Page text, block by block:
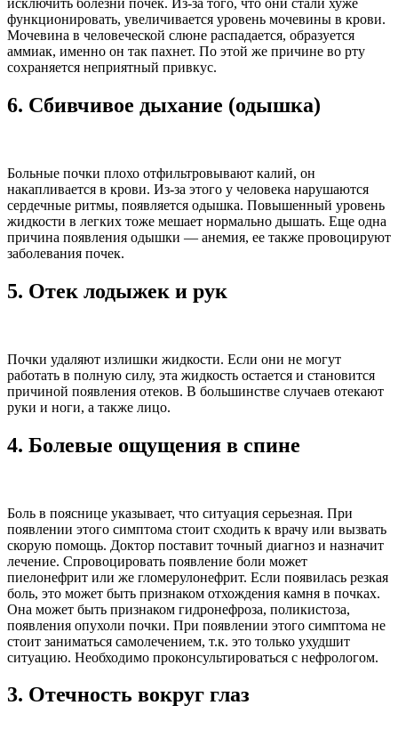
исключить болезни почек. Из-за того, что они стали хуже
функционировать, увеличивается уровень мочевины в крови.
Мочевина в человеческой слюне распадается, образуется
аммиак, именно он так пахнет. По этой же причине во рту
сохраняется неприятный привкус.
6. Сбивчивое дыхание (одышка)
Больные почки плохо отфильтровывают калий, он
накапливается в крови. Из-за этого у человека нарушаются
сердечные ритмы, появляется одышка. Повышенный уровень
жидкости в легких тоже мешает нормально дышать. Еще одна
причина появления одышки — анемия, ее также провоцируют
заболевания почек.
5. Отек лодыжек и рук
Почки удаляют излишки жидкости. Если они не могут
работать в полную силу, эта жидкость остается и становится
причиной появления отеков. В большинстве случаев отекают
руки и ноги, а также лицо.
4. Болевые ощущения в спине
Боль в пояснице указывает, что ситуация серьезная. При
появлении этого симптома стоит сходить к врачу или вызвать
скорую помощь. Доктор поставит точный диагноз и назначит
лечение. Спровоцировать появление боли может
пиелонефрит или же гломерулонефрит. Если появилась резкая
боль, это может быть признаком отхождения камня в почках.
Она может быть признаком гидронефроза, поликистоза,
появления опухоли почки. При появлении этого симптома не
стоит заниматься самолечением, т.к. это только ухудшит
ситуацию. Необходимо проконсультироваться с нефрологом.
3. Отечность вокруг глаз